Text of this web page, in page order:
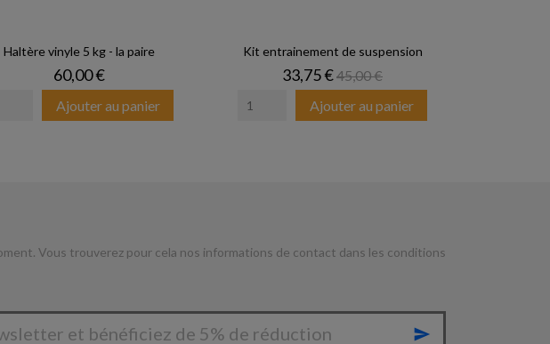
Haltère vinyle 5 kg - la paire
Prix
60,00 €
Ajouter au panier
Kit entrainement de suspension
Prix
33,75 €Prix de base
45,00 €
Ajouter au panier
Vous trouverez pour cela nos informations de contact dans les conditions
